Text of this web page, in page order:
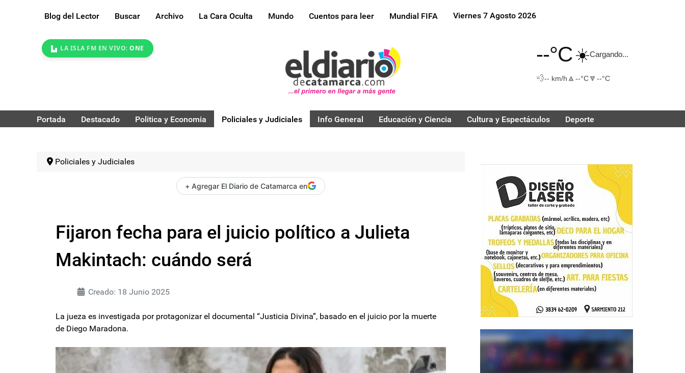
Blog del Lector Buscar Archivo La Cara Oculta Mundo Cuentos para leer Mundial FIFA Viernes 7 Agosto 2026
LA ISLA FM EN VIVO: ONE --°C☀️Cargando...
💨-- km/h 🔼 --°C🔽 --°C
Portada Destacado Politica y Economia Policiales y Judiciales Info General Educación y Ciencia Cultura y Espectáculos Deporte
Policiales y Judiciales
+ Agregar El Diario de Catamarca en
Fijaron fecha para el juicio político a Julieta
Makintach: cuándo será
Creado: 18 Junio 2025
La jueza es investigada por protagonizar el documental “Justicia Divina”, basado en el juicio por la muerte
de Diego Maradona.